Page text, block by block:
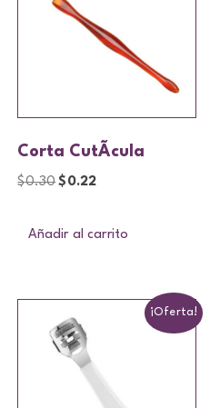
Corta CutÃ­cula
$0.30 $ 0.22
Añadir al carrito
¡Oferta!